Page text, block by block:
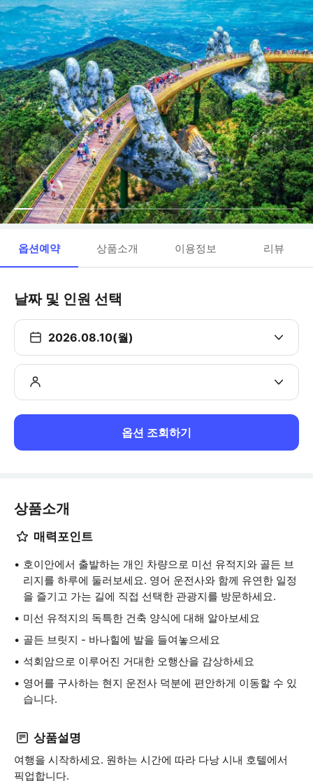
옵션예약 상품소개 이용정보 리뷰
날짜 및 인원 선택
2026.08.10(월)
옵션 조회하기
상품소개
매력포인트
호이안에서 출발하는 개인 차량으로 미선 유적지와 골든 브
리지를 하루에 둘러보세요. 영어 운전사와 함께 유연한 일정
을 즐기고 가는 길에 직접 선택한 관광지를 방문하세요.
미선 유적지의 독특한 건축 양식에 대해 알아보세요
골든 브릿지 - 바나힐에 발을 들여놓으세요
석회암으로 이루어진 거대한 오행산을 감상하세요
영어를 구사하는 현지 운전사 덕분에 편안하게 이동할 수 있
습니다.
상품설명
여행을 시작하세요. 원하는 시간에 따라 다낭 시내 호텔에서
픽업합니다.